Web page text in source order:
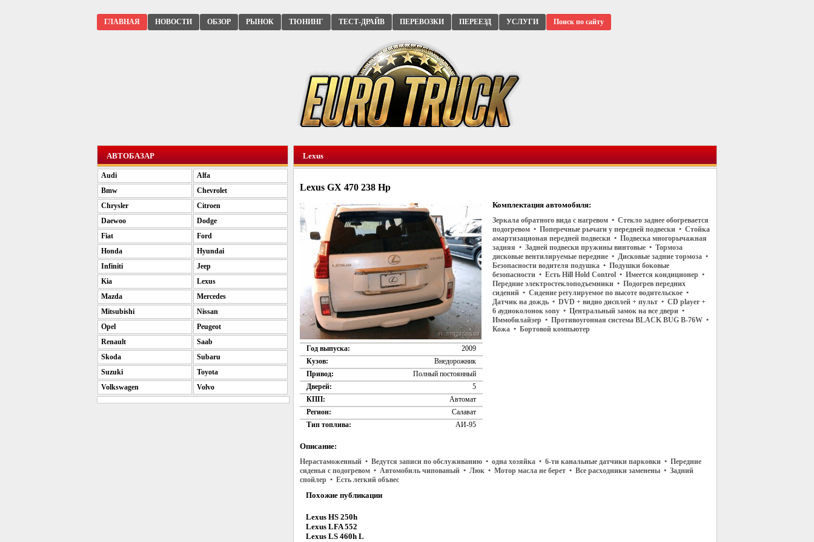
ГЛАВНАЯ НОВОСТИ ОБЗОР РЫНОК ТЮНИНГ ТЕСТ-ДРАЙВ ПЕРЕВОЗКИ ПЕРЕЕЗД УСЛУГИ Поиск по сайту
Lexus
Lexus GX 470 238 Hp
Год выпуска:
2009
Кузов:
Внедорожник
Привод:
Полный постоянный
Дверей:
5
КПП:
Автомат
Регион:
Салават
Тип топлива:
АИ-95
Комплектация автомобиля:
Зеркала обратного вида с нагревом • Стекло заднее обогревается
подогревом • Поперечные рычаги у передней подвески • Стойка
амартизационая передней подвески • Подвеска многорычажная
задняя • Задней подвески пружины винтовые • Тормоза
дисковые вентилируемые передние • Дисковые задние тормоза •
Безопасности водителя подушка • Подушки боковые
безопасности • Есть Hill Hold Control • Имеется кондиционер •
Передние электростеклоподъемники • Подогрев передних
сидений • Сидение регулируемое по высоте водительское •
Датчик на дождь • DVD + видио дисплей + пульт • CD player +
6 аудиоколонок sony • Центральный замок на все двери •
Иммобилайзер • Противоугонная система BLACK BUG B-76W •
Кожа • Бортовой компьютер
Описание:
Нерастаможенный • Ведутся записи по обслуживанию • одна хозяйка • 6-ти канальные датчики парковки • Передние
сиденья с подогревом • Автомобиль чипованый • Люк • Мотор масла не берет • Все расходники заменены • Задний
спойлер • Есть легкий объвес
Похожие публикации
Lexus HS 250h
Lexus LFA 552
Lexus LS 460h L
АВТОБАЗАР
Audi
Alfa
Bmw
Chevrolet
Chrysler
Citroen
Daewoo
Dodge
Fiat
Ford
Honda
Hyundai
Infiniti
Jeep
Kia
Lexus
Mazda
Mercedes
Mitsubishi
Nissan
Opel
Peugeot
Renault
Saab
Skoda
Subaru
Suzuki
Toyota
Volkswagen
Volvo